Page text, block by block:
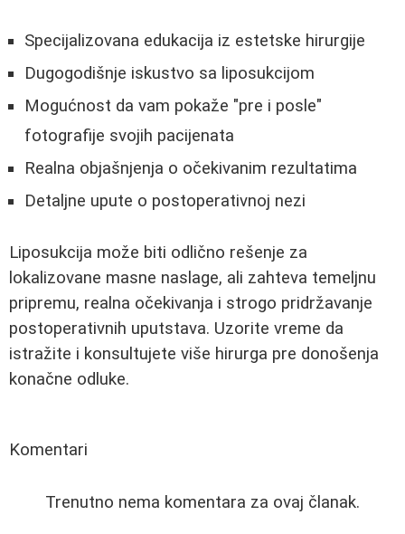
Specijalizovana edukacija iz estetske hirurgije
Dugogodišnje iskustvo sa liposukcijom
Mogućnost da vam pokaže "pre i posle"
fotografije svojih pacijenata
Realna objašnjenja o očekivanim rezultatima
Detaljne upute o postoperativnoj nezi
Liposukcija može biti odlično rešenje za
lokalizovane masne naslage, ali zahteva temeljnu
pripremu, realna očekivanja i strogo pridržavanje
postoperativnih uputstava. Uzorite vreme da
istražite i konsultujete više hirurga pre donošenja
konačne odluke.
Komentari
Trenutno nema komentara za ovaj članak.